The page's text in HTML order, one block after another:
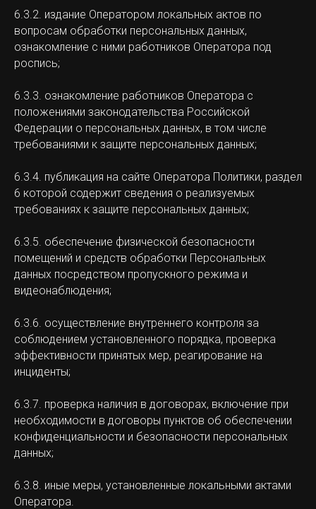
6.3.2. издание Оператором локальных актов по
вопросам обработки персональных данных,
ознакомление с ними работников Оператора под
роспись;
6.3.3. ознакомление работников Оператора с
положениями законодательства Российской
Федерации о персональных данных, в том числе
требованиями к защите персональных данных;
6.3.4. публикация на сайте Оператора Политики, раздел
6 которой содержит сведения о реализуемых
требованиях к защите персональных данных;
6.3.5. обеспечение физической безопасности
помещений и средств обработки Персональных
данных посредством пропускного режима и
видеонаблюдения;
6.3.6. осуществление внутреннего контроля за
соблюдением установленного порядка, проверка
эффективности принятых мер, реагирование на
инциденты;
6.3.7. проверка наличия в договорах, включение при
необходимости в договоры пунктов об обеспечении
конфиденциальности и безопасности персональных
данных;
6.3.8. иные меры, установленные локальными актами
Оператора.